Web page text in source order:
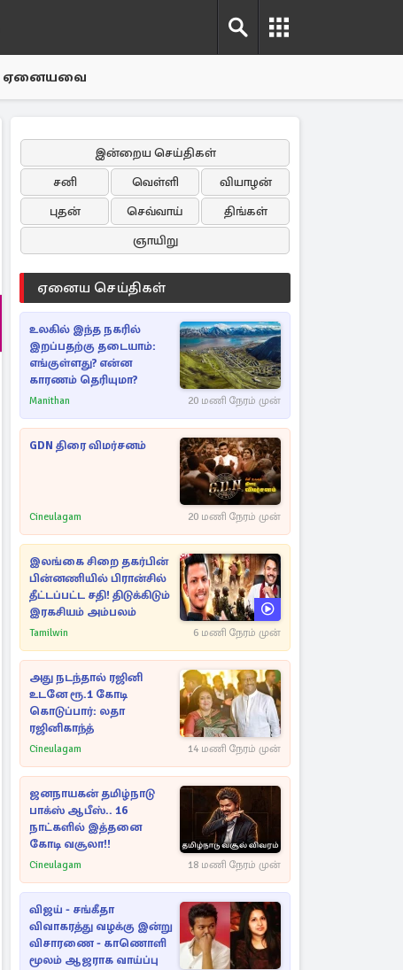
ஏனையவை
இன்றைய செய்திகள்
சனி
வெள்ளி
வியாழன்
புதன்
செவ்வாய்
திங்கள்
ஞாயிறு
ஏனைய செய்திகள்
உலகில் இந்த நகரில்
இறப்பதற்கு தடையாம்:
எங்குள்ளது? என்ன
காரணம் தெரியுமா?
Manithan 20 மணி நேரம் முன்
GDN திரை விமர்சனம்
Cineulagam 20 மணி நேரம் முன்
இலங்கை சிறை தகர்பின்
பின்னணியில் பிரான்சில்
தீட்டப்பட்ட சதி! திடுக்கிடும்
இரகசியம் அம்பலம்
Tamilwin 6 மணி நேரம் முன்
அது நடந்தால் ரஜினி
உடனே ரூ.1 கோடி
கொடுப்பார்: லதா
ரஜினிகாந்த்
Cineulagam 14 மணி நேரம் முன்
ஜனநாயகன் தமிழ்நாடு
பாக்ஸ் ஆபீஸ்.. 16
நாட்களில் இத்தனை
கோடி வசூலா!!
Cineulagam 18 மணி நேரம் முன்
விஜய் - சங்கீதா
விவாகரத்து வழக்கு இன்று
விசாரணை - காணொளி
மூலம் ஆஜராக வாய்ப்பு